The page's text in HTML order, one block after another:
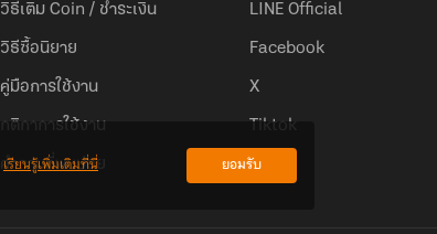
วิธีเติม Coin / ชำระเงิน
วิธีซื้อนิยาย
คู่มือการใช้งาน
กติกาการใช้งาน
คำถามที่พบบ่อย
LINE Official
Facebook
X
Tiktok
เรียนรู้เพิ่มเติมที่นี่ ยอมรับ